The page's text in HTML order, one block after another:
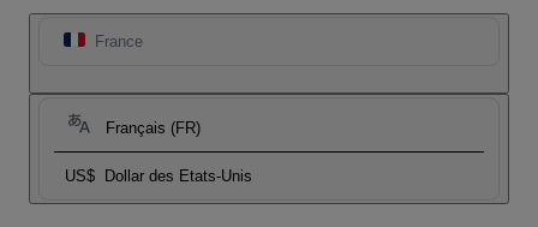
France
Français (FR)
US$ Dollar des Etats-Unis